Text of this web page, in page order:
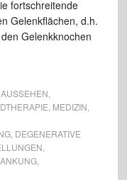
fortschreitende
Gelenkflächen, d.h.
Gelenkknochen
MEDIZIN
, DEGENERATIVE
,